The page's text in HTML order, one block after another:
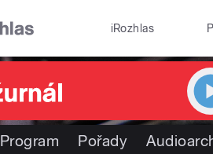
iRozhlas
Program Pořady